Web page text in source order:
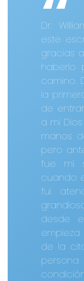
Dr.
este
gracias
haberlo
camino.
la
de
a mi
manos
pero
fue mi
cuando
fui
desde
de la